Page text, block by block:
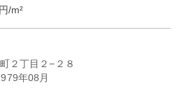
/m²
２丁目２−２８
年08月